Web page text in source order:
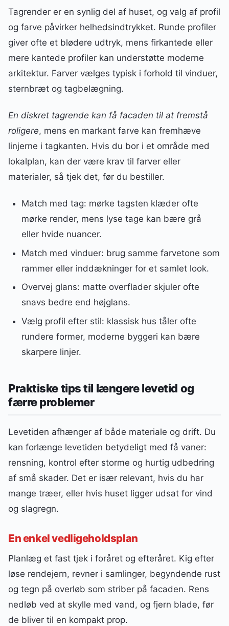
Tagrender er en synlig del af huset, og valg af profil
og farve påvirker helhedsindtrykket. Runde profiler
giver ofte et blødere udtryk, mens firkantede eller
mere kantede profiler kan understøtte moderne
arkitektur. Farver vælges typisk i forhold til vinduer,
sternbræt og tagbelægning.
En diskret tagrende kan få facaden til at fremstå
roligere, mens en markant farve kan fremhæve
linjerne i tagkanten. Hvis du bor i et område med
lokalplan, kan der være krav til farver eller
materialer, så tjek det, før du bestiller.
Match med tag: mørke tagsten klæder ofte
mørke render, mens lyse tage kan bære grå
eller hvide nuancer.
Match med vinduer: brug samme farvetone som
rammer eller inddækninger for et samlet look.
Overvej glans: matte overflader skjuler ofte
snavs bedre end højglans.
Vælg profil efter stil: klassisk hus tåler ofte
rundere former, moderne byggeri kan bære
skarpere linjer.
Praktiske tips til længere levetid og
færre problemer
Levetiden afhænger af både materiale og drift. Du
kan forlænge levetiden betydeligt med få vaner:
rensning, kontrol efter storme og hurtig udbedring
af små skader. Det er især relevant, hvis du har
mange træer, eller hvis huset ligger udsat for vind
og slagregn.
En enkel vedligeholdsplan
Planlæg et fast tjek i foråret og efteråret. Kig efter
løse rendejern, revner i samlinger, begyndende rust
og tegn på overløb som striber på facaden. Rens
nedløb ved at skylle med vand, og fjern blade, før
de bliver til en kompakt prop.